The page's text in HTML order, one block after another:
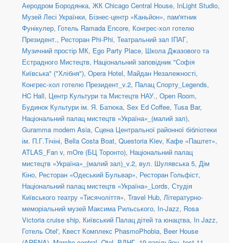
Аеродром Бородянка, ЖК Chicago Central House, InLight Studio,
Музей Лесі Українки, Бізнес-центр «Каньйон», пам'ятник
Фунікулер, Готель Ramada Encore, Конгрес-хол готелю
Президент., Ресторан Phi-Phi, Театральний зал ІПАГ,
Музичний простір МК, Ego Party Place, Школа Джазового та
Естрадного Мистецтв, Національний заповідник "Софія
Київська" ("Хлібня"), Opera Hotel, Майдан Незалежності,
Конгрес-хол готелю Президент_v.2, Палац Спорту_Legends,
HC Hall, Центр Культури та Мистецтв НАУ., Open Room,
Будинок Культури ім. Я. Батюка, Sex Ed Coffee, Tusa Bar,
Національний палац мистецтв «Україна»_(малий зал),
Guramma modern Asia, Сцена Центральної районної бібліотеки
ім. П.Г.Тічіні, Bella Costa Boat, Questoria Kiev, Кафе «Паштет»,
ATLAS_Fan v, mOre (БЦ Торонто), Національний палац
мистецтв «Україна»_(малий зал)_v.2, вул. Шулявська 5, Дім
Кіно, Ресторан «Одеський Бульвар», Ресторан Гольфіст,
Національний палац мистецтв «Україна»_Lords, Студія
Київського театру «Тисячоліття», Travel Hub, Літературно-
меморіальний музей Максима Рильського, In-Jazz, Rosa
Victoria cruise ship, Київський Палац дітей та юнацтва, In Jazz,
Готель Otel', Квест Комплекс PhasmoPhobia, Beer House